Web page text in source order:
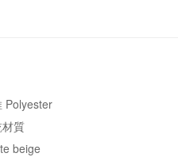
Polyester
質
beige